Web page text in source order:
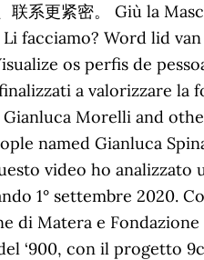
联系更紧密。 Giù la
Li facciamo? Word lid
os perfis de
a valorizzare
Morelli and
named Gianluca
video ho
1° settembre 2020.
di Matera e
‘900, con il progetto